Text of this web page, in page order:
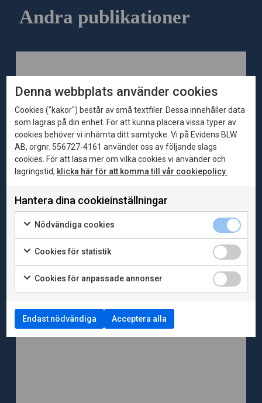
Andra publikationer
2026-06-04 Publikationer
Bortom skuldkvoten – en nyanserad bild av
hushållens skulder, tillgångar och motståndskraft
Skulderna berättar inte hela historien Det finns siffror
som fastnar i den offentliga debatten. Vi som följer
Denna webbplats använder cookies
Cookies ("kakor") består av små textfiler. Dessa innehåller data
som lagras på din enhet. För att kunna placera vissa typer av
cookies behöver vi inhämta ditt samtycke. Vi på Evidens BLW
AB, orgnr. 556727-4161 använder oss av följande slags
cookies. För att läsa mer om vilka cookies vi använder och
lagringstid, klicka här för att komma till vår cookiepolicy.
Hantera dina cookieinställningar
Nödvändiga cookies
Cookies för statistik
Cookies för anpassade annonser
Endast nödvändiga Acceptera alla